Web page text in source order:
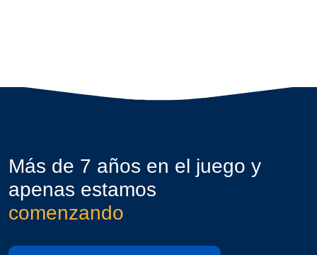
Más de 7 años en el juego y
apenas estamos
comenzando